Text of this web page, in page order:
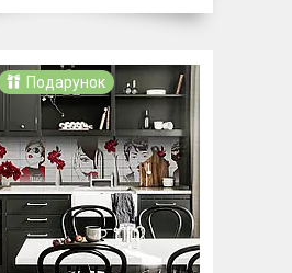
Подарунок